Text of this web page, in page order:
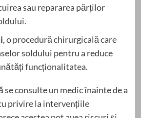
sau repararea părților
, o procedură chirurgicală care
soldului pentru a reduce
funcționalitatea.
se consulte un medic înainte de a
privire la intervențiile